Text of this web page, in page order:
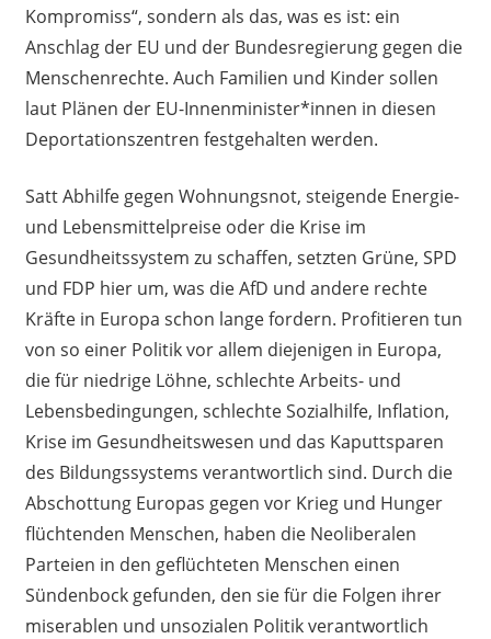
Kompromiss“, sondern als das, was es ist: ein
Anschlag der EU und der Bundesregierung gegen die
Menschenrechte. Auch Familien und Kinder sollen
laut Plänen der EU-Innenminister*innen in diesen
Deportationszentren festgehalten werden.
Satt Abhilfe gegen Wohnungsnot, steigende Energie-
und Lebensmittelpreise oder die Krise im
Gesundheitssystem zu schaffen, setzten Grüne, SPD
und FDP hier um, was die AfD und andere rechte
Kräfte in Europa schon lange fordern. Profitieren tun
von so einer Politik vor allem diejenigen in Europa,
die für niedrige Löhne, schlechte Arbeits- und
Lebensbedingungen, schlechte Sozialhilfe, Inflation,
Krise im Gesundheitswesen und das Kaputtsparen
des Bildungssystems verantwortlich sind. Durch die
Abschottung Europas gegen vor Krieg und Hunger
flüchtenden Menschen, haben die Neoliberalen
Parteien in den geflüchteten Menschen einen
Sündenbock gefunden, den sie für die Folgen ihrer
miserablen und unsozialen Politik verantwortlich